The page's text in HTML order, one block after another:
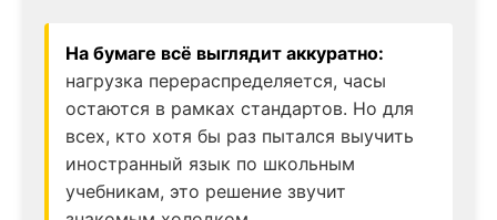
На бумаге всё выглядит аккуратно:
нагрузка перераспределяется, часы
остаются в рамках стандартов. Но для
всех, кто хотя бы раз пытался выучить
иностранный язык по школьным
учебникам, это решение звучит